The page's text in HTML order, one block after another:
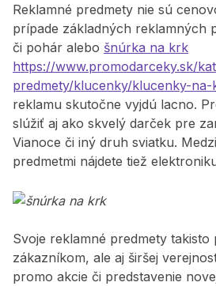
Reklamné predmety nie sú
prípade základných reklamných
či pohár alebo šnúrka na krk
https://www.promodarceky.sk/
predmety/klucenky/klucenky-
reklamu skutočne vyjdú lacno.
slúžiť aj ako skvelý darček pre
Vianoce či iný druh sviatku.
predmetmi nájdete tiež
Svoje reklamné predmety takisto
zákazníkom, ale aj širšej
promo akcie či predstavenie